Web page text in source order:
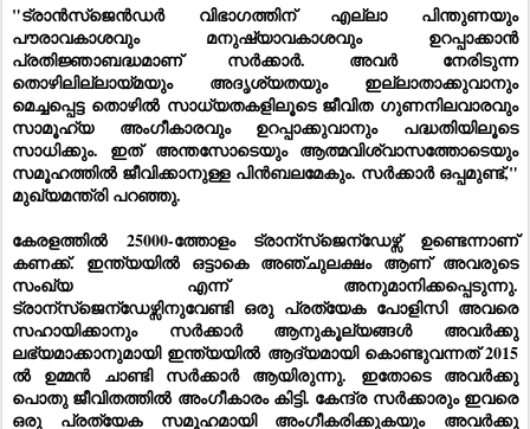
"ട്രാൻസ്ജെൻഡർ വിഭാഗത്തിന് എല്ലാ പിന്തുണയും
പൗരാവകാശവും മനുഷ്യാവകാശവും ഉറപ്പാക്കാൻ
പ്രതിജ്ഞാബദ്ധമാണ് സർക്കാർ. അവർ നേരിടുന്ന
തൊഴിലില്ലായ്മയും അദൃശ്യതയും ഇല്ലാതാക്കുവാനും
മെച്ചപ്പെട്ട തൊഴിൽ സാധ്യതകളിലൂടെ ജീവിത ഗുണനിലവാരവും
സാമൂഹ്യ അംഗീകാരവും ഉറപ്പാക്കുവാനും പദ്ധതിയിലൂടെ
സാധിക്കും. ഇത് അന്തസോടെയും ആത്മവിശ്വാസത്തോടെയും
സമൂഹത്തിൽ ജീവിക്കാനുള്ള പിൻബലമേകും. സർക്കാർ ഒപ്പമുണ്ട്,"
മുഖ്യമന്ത്രി പറഞ്ഞു.
കേരളത്തിൽ 25000-ത്തോളം ട്രാന്സ്ജെന്ഡേഴ്സ് ഉണ്ടെന്നാണ്
കണക്ക്. ഇന്ത്യയിൽ ഒട്ടാകെ അഞ്ചുലക്ഷം ആണ് അവരുടെ
സംഖ്യ എന്ന് അനുമാനിക്കപ്പെടുന്നു.
ട്രാന്സ്ജെന്ഡേഴ്സിനുവേണ്ടി ഒരു പ്രത്യേക പോളിസി അവരെ
സഹായിക്കാനും സർക്കാർ ആനുകൂല്യങ്ങൾ അവർക്കു
ലഭ്യമാക്കാനുമായി ഇന്ത്യയിൽ ആദ്യമായി കൊണ്ടുവന്നത് 2015
ൽ ഉമ്മൻ ചാണ്ടി സർക്കാർ ആയിരുന്നു. ഇതോടെ അവർക്കു
പൊതു ജീവിതത്തിൽ അംഗീകാരം കിട്ടി. കേന്ദ്ര സർക്കാരും ഇവരെ
ഒരു പ്രത്യേക സമൂഹമായി അംഗീകരിക്കുകയും അവർക്കു